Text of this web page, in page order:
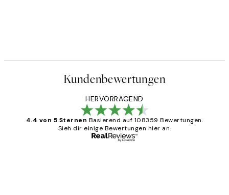
Kundenbewertungen
HERVORRAGEND
4.4 von 5 Sternen Basierend auf 108359 Bewertungen.
Sieh dir einige Bewertungen hier an.